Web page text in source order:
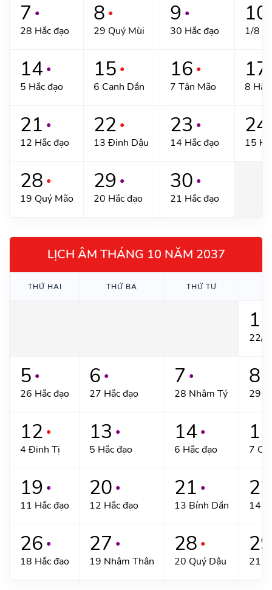
7 ●
28 Hắc đạo
8 ●
29 Quý Mùi
9 ●
30 Hắc đạo
10
1/8
14 ●
5 Hắc đạo
15 ●
6 Canh Dần
16 ●
7 Tân Mão
17
8 Hắc
21 ●
12 Hắc đạo
22 ●
13 Đinh Dậu
23 ●
14 Hắc đạo
24
15
28 ●
19 Quý Mão
29 ●
20 Hắc đạo
30 ●
21 Hắc đạo
LỊCH ÂM THÁNG 10 NĂM 2037
THỨ HAI THỨ BA THỨ TƯ
1
22/8
5 ●
26 Hắc đạo
6 ●
27 Hắc đạo
7 ●
28 Nhâm Tý
8
29
12 ●
4 Đinh Tị
13 ●
5 Hắc đạo
14 ●
6 Hắc đạo
15
7
19 ●
11 Hắc đạo
20 ●
12 Hắc đạo
21 ●
13 Bính Dần
22
14
26 ●
18 Hắc đạo
27 ●
19 Nhâm Thân
28 ●
20 Quý Dậu
29
21